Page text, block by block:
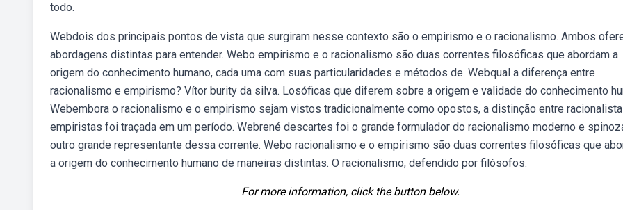
todo.
Webdois dos principais pontos de vista que surgiram nesse contexto são o empirismo e o racionalismo. Ambos
abordagens distintas para entender. Webo empirismo e o racionalismo são duas correntes filosóficas que abordam a
origem do conhecimento humano, cada uma com suas particularidades e métodos de. Webqual a diferença entre
racionalismo e empirismo? Vítor burity da silva. Losóficas que diferem sobre a origem e validade do conhecimento
Webembora o racionalismo e o empirismo sejam vistos tradicionalmente como opostos, a distinção entre
empiristas foi traçada em um período. Webrené descartes foi o grande formulador do racionalismo moderno e
outro grande representante dessa corrente. Webo racionalismo e o empirismo são duas correntes filosóficas que
a origem do conhecimento humano de maneiras distintas. O racionalismo, defendido por filósofos.
For more information, click the button below.